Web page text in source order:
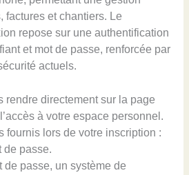
factures et chantiers. Le
repose sur une authentification
et mot de passe, renforcée par
actuels.
rendre directement sur la page
à votre espace personnel.
fournis lors de votre inscription :
de passe.
de passe, un système de